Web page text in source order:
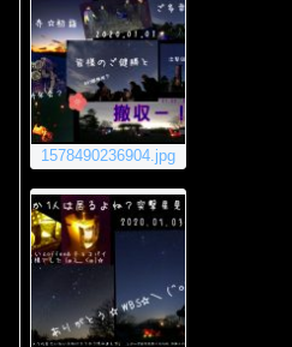
1578490236904.jpg